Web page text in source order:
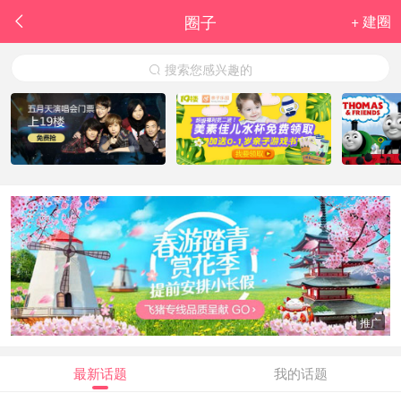
 圈子 + 建圈
 搜索您感兴趣的
推广
最新话题 我的话题